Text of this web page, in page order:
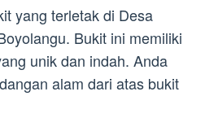
yang terletak di Desa
Bukit ini memiliki
unik dan indah. Anda
alam dari atas bukit